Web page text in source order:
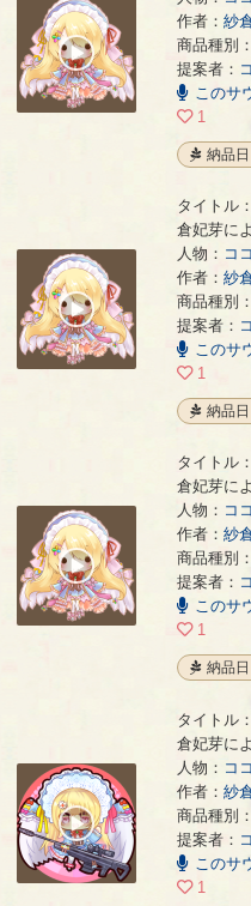
ルシア・アイリス・アッ
作者： 紗
商品種別
提案者：
このサ
1
納品
ルシア・アイリス・アッ
タイトル
倉妃芽に
人物： コ
作者： 紗
商品種別
提案者：
このサ
1
納品
ルシア・アイリス・アッ
タイトル
倉妃芽に
人物： コ
作者： 紗
商品種別
提案者：
このサ
1
納品
ルシア・アイリス・アッ
タイトル
倉妃芽に
人物： コ
作者： 紗
商品種別
提案者：
このサ
1